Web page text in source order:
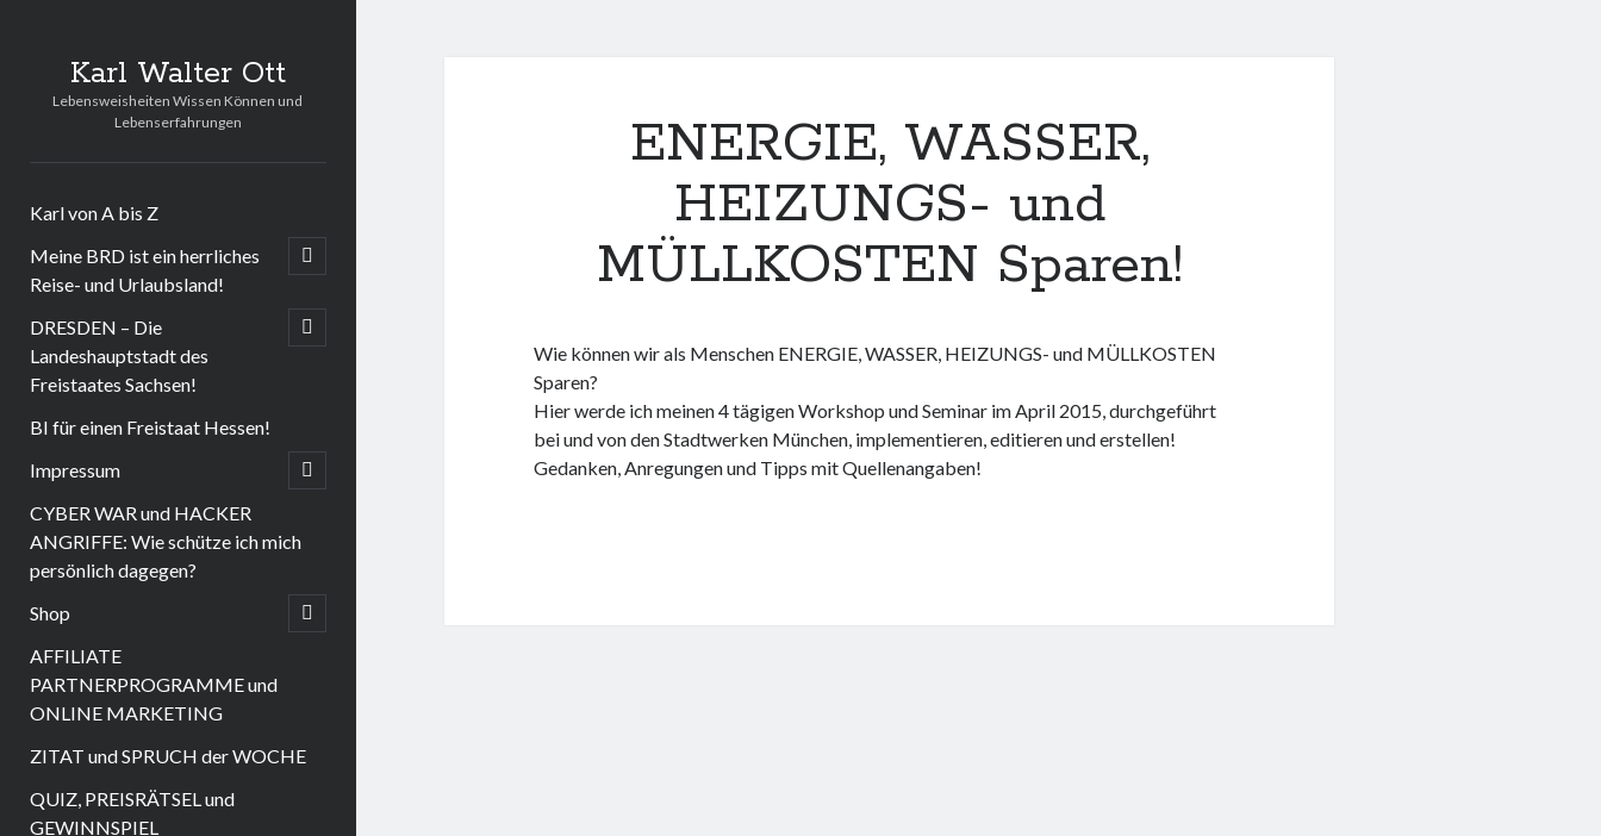
Karl Walter Ott
Lebensweisheiten Wissen Können und
Lebenserfahrungen
Karl von A bis Z
Meine BRD ist ein herrliches
Reise- und Urlaubsland!
open
child
DRESDEN – Die
Landeshauptstadt des
Freistaates Sachsen!
open
child
BI für einen Freistaat Hessen!
Impressum
open
child
CYBER WAR und HACKER
ANGRIFFE: Wie schütze ich mich
persönlich dagegen?
Shop
open
child
AFFILIATE
PARTNERPROGRAMME und
ONLINE MARKETING
ZITAT und SPRUCH der WOCHE
QUIZ, PREISRÄTSEL und
GEWINNSPIEL
ENERGIE, WASSER,
HEIZUNGS- und
MÜLLKOSTEN Sparen!
Wie können wir als Menschen ENERGIE, WASSER, HEIZUNGS- und MÜLLKOSTEN
Sparen?
Hier werde ich meinen 4 tägigen Workshop und Seminar im April 2015, durchgeführt
bei und von den Stadtwerken München, implementieren, editieren und erstellen!
Gedanken, Anregungen und Tipps mit Quellenangaben!